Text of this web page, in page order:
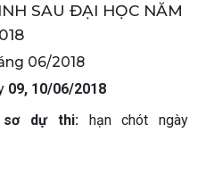
SAU ĐẠI HỌC NĂM
06/2018
09, 10/06/2018
sơ dự thi:hạn chót ngày